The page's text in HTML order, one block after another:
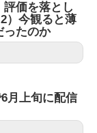
価を落とし
）今観ると薄
ったのか
月上旬に配信